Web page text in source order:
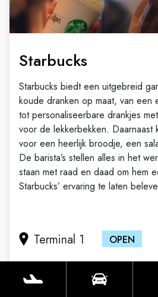
Starbucks
Starbucks biedt een uitgebreid
koude dranken op maat, van een
tot personaliseerbare drankjes
voor de lekkerbekken. Daarnaast
voor een heerlijk broodje, een
De barista’s stellen alles in het
staan met raad en daad om hem
Starbucks’ ervaring te laten
Terminal 1 OPEN